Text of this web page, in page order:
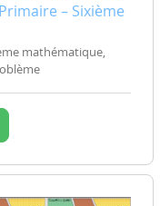
– Sixième
mathématique,